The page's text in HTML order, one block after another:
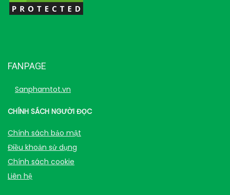
FANPAGE
Sanphamtot.vn
CHÍNH SÁCH NGƯỜI ĐỌC
Chính sách bảo mật
Điều khoản sử dụng
Chính sách cookie
Liên hệ